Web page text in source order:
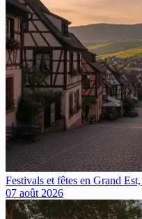
Festivals et fêtes en Grand
07 août 2026